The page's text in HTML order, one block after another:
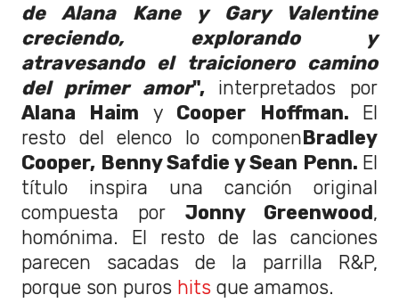
de Alana Kane y Gary Valentine
creciendo, explorando y
atravesando el traicionero camino
del primer amor",interpretados por
Alana Haim yCooper Hoffman. El
resto del elenco lo componenBradley
Cooper, Benny Safdie y Sean Penn. El
título inspira una canción original
compuesta por Jonny Greenwood,
homónima. El resto de las canciones
parecen sacadas de la parrilla R&P,
porque son puros hits que amamos.